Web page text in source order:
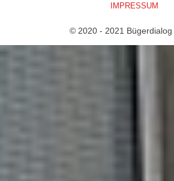
IMPRESSUM
© 2020 - 2021 Bügerdialog